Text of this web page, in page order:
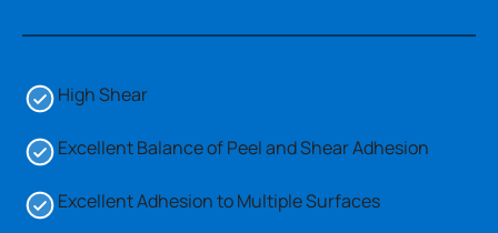
High Shear
Excellent Balance of Peel and Shear Adhesion
Excellent Adhesion to Multiple Surfaces